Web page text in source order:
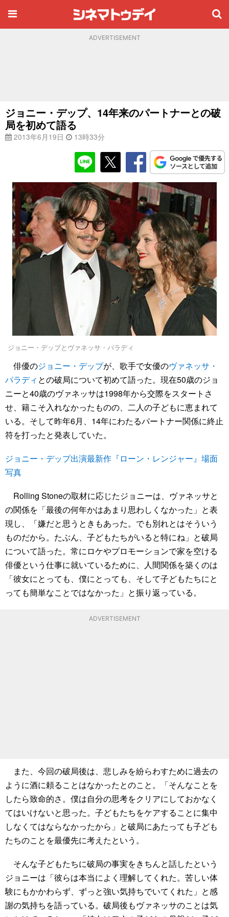
ADVERTISEMENT
ジョニー・デップ、14年来のパートナーとの破
局を初めて語る
2013年6月19日 13時33分
ジョニー・デップとヴァネッサ・パラディ
俳優のジョニー・デップが、歌手で女優のヴァネッサ・
パラディ との破局について初めて語った。現在50歳のジョ
ニーと40歳のヴァネッサは1998年から交際をスタートさ
せ、籍こそ入れなかったものの、二人の子どもに恵まれて
いる。そして昨年6月、14年にわたるパートナー関係に終止
符を打ったと発表していた。
ジョニー・デップ出演最新作『ローン・レンジャー』場面
写真
Rolling Stoneの取材に応じたジョニーは、ヴァネッサと
の関係を「最後の何年かはあまり思わしくなかった」と表
現し、「嫌だと思うときもあった。でも別れとはそういう
ものだから。たぶん、子どもたちがいると特にね」と破局
について語った。常にロケやプロモーションで家を空ける
俳優という仕事に就いているために、人間関係を築くのは
「彼女にとっても、僕にとっても、そして子どもたちにと
っても簡単なことではなかった」と振り返っている。
ADVERTISEMENT
また、今回の破局後は、悲しみを紛らわすために過去の
ように酒に頼ることはなかったとのこと。「そんなことを
したら致命的さ。僕は自分の思考をクリアにしておかなく
てはいけないと思った。子どもたちをケアすることに集中
しなくてはならなかったから」と破局にあたっても子ども
たちのことを最優先に考えたという。
そんな子どもたちに破局の事実をきちんと話したという
ジョニーは「彼らは本当によく理解してくれた。苦しい体
験にもかかわらず、ずっと強い気持ちでいてくれた」と感
謝の気持ちを語っている。破局後もヴァネッサのことは気